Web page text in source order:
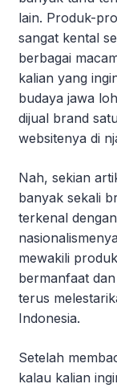
lain. Produk-
sangat kental
berbagai
kalian yang
budaya jawa
dijual brand
websitenya di
Nah, sekian
banyak sekali
terkenal
mewakili
bermanfaat
terus
Indonesia.
Setelah
kalau kalian